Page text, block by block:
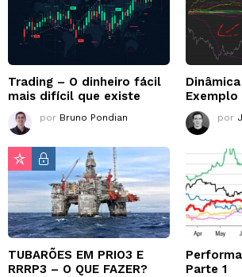
Trading – O dinheiro fácil
mais difícil que existe
por Bruno Pondian
Exemplo
por
TUBARÕES EM PRIO3 E
RRRP3 – O QUE FAZER?
Parte 1